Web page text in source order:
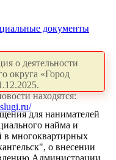
документы
о деятельности
округа «Город
находятся:
для нанимателей
найма и
многоквартирных
о внесении
Администрации